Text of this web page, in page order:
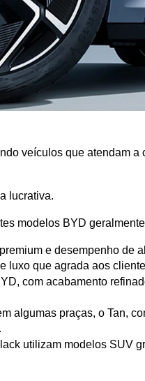
veículos que atendam
lucrativa.
modelos BYD
e desempenho de
luxo que agrada aos
com acabamento
algumas praças, o Tan,
utilizam modelos SUV